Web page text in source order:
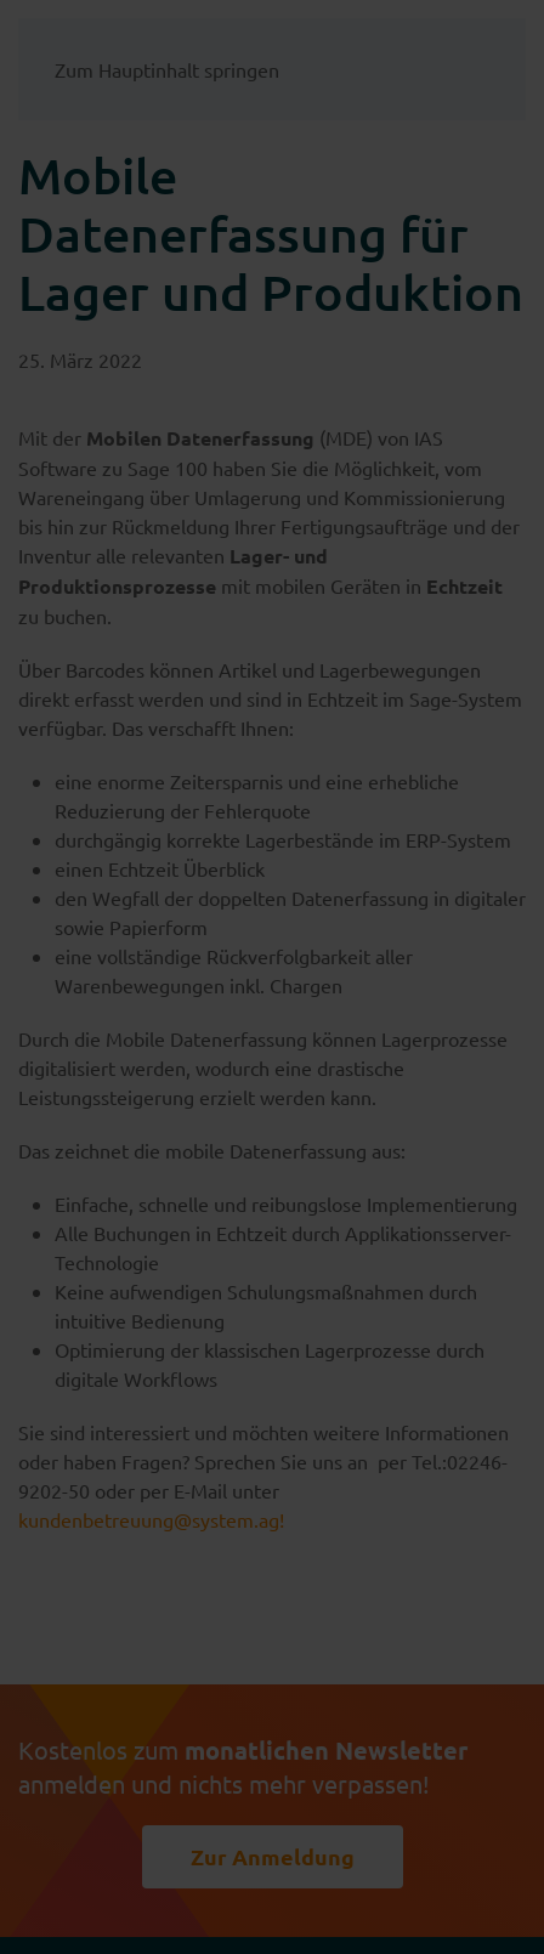
Zum Hauptinhalt springen
Mobile
Datenerfassung für
Lager und Produktion
25. März 2022
Mit der Mobilen Datenerfassung (MDE) von IAS
Software zu Sage 100 haben Sie die Möglichkeit, vom
Wareneingang über Umlagerung und Kommissionierung
bis hin zur Rückmeldung Ihrer Fertigungsaufträge und der
Inventur alle relevanten Lager- und
Produktionsprozesse mit mobilen Geräten in Echtzeit
zu buchen.
Über Barcodes können Artikel und Lagerbewegungen
direkt erfasst werden und sind in Echtzeit im Sage-System
verfügbar. Das verschafft Ihnen:
eine enorme Zeitersparnis und eine erhebliche
Reduzierung der Fehlerquote
durchgängig korrekte Lagerbestände im ERP-System
einen Echtzeit Überblick
den Wegfall der doppelten Datenerfassung in digitaler
sowie Papierform
eine vollständige Rückverfolgbarkeit aller
Warenbewegungen inkl. Chargen
Durch die Mobile Datenerfassung können Lagerprozesse
digitalisiert werden, wodurch eine drastische
Leistungssteigerung erzielt werden kann.
Das zeichnet die mobile Datenerfassung aus:
Einfache, schnelle und reibungslose Implementierung
Alle Buchungen in Echtzeit durch Applikationsserver-
Technologie
Keine aufwendigen Schulungsmaßnahmen durch
intuitive Bedienung
Optimierung der klassischen Lagerprozesse durch
digitale Workflows
Sie sind interessiert und möchten weitere Informationen
oder haben Fragen? Sprechen Sie uns an per Tel.:02246-
9202-50 oder per E-Mail unter
kundenbetreuung@system.ag!
Kostenlos zum monatlichen Newsletter
anmelden und nichts mehr verpassen!
Zur Anmeldung